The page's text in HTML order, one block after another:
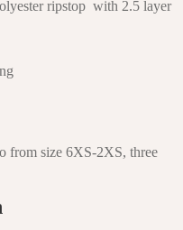
ripstop with 2.5 layer
from size 6XS-2XS, three